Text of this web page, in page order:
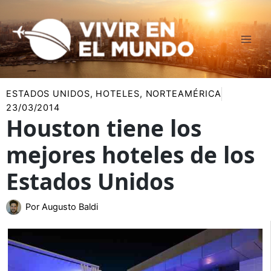
al
contenido
ESTADOS UNIDOS, HOTELES, NORTEAMÉRICA
23/03/2014
Houston tiene los
mejores hoteles de los
Estados Unidos
Por Augusto Baldi